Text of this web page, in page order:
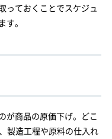
っておくことでスケジュ
。
が商品の原価下げ。どこ
製造工程や原料の仕入れ